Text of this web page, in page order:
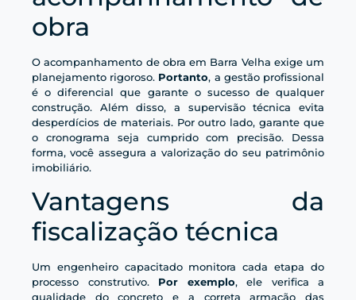
obra
O acompanhamento de obra em Barra Velha exige um
planejamento rigoroso. Portanto, a gestão profissional
é o diferencial que garante o sucesso de qualquer
construção. Além disso, a supervisão técnica evita
desperdícios de materiais. Por outro lado, garante que
o cronograma seja cumprido com precisão. Dessa
forma, você assegura a valorização do seu patrimônio
imobiliário.
Vantagens da
fiscalização técnica
Um engenheiro capacitado monitora cada etapa do
processo construtivo. Por exemplo, ele verifica a
qualidade do concreto e a correta armação das